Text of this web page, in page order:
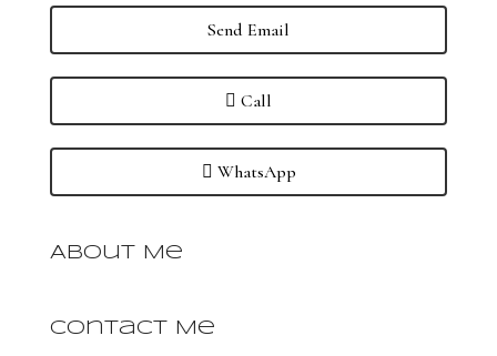
Send Email
Call
WhatsApp
About Me
Contact Me